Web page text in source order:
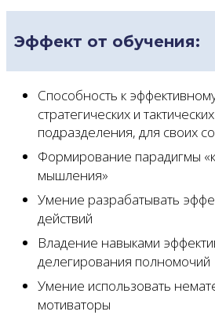
Эффект от обучения:
Способность к
стратегических и
подразделения, для своих
Формирование парадигмы
мышления»
Умение разрабатывать
действий
Владение навыками
делегирования полномочий
Умение использовать
мотиваторы